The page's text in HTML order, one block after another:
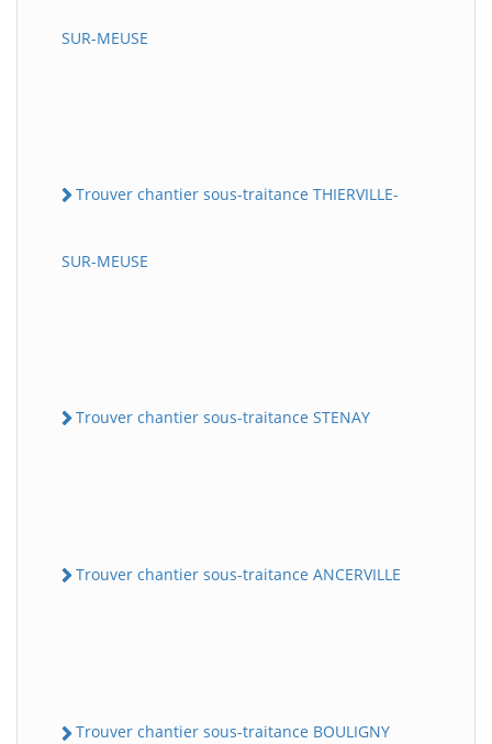
SUR-MEUSE
Trouver chantier sous-traitance THIERVILLE-
SUR-MEUSE
Trouver chantier sous-traitance STENAY
Trouver chantier sous-traitance ANCERVILLE
Trouver chantier sous-traitance BOULIGNY